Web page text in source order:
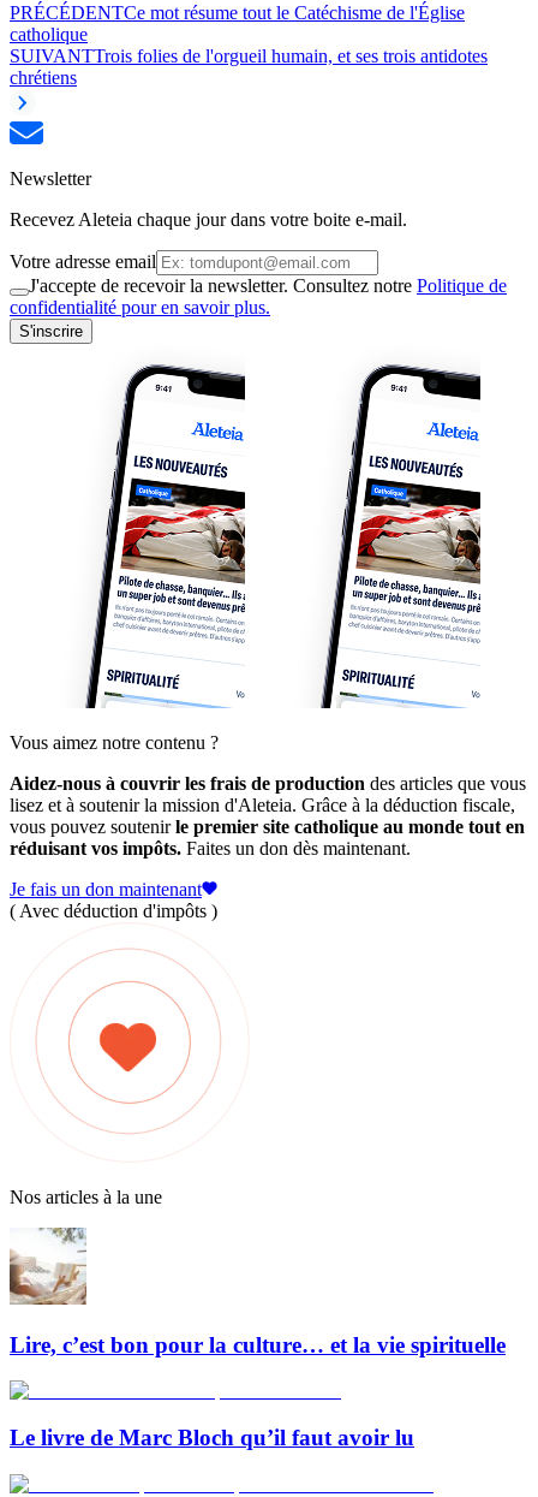
PRÉCÉDENTCe mot résume tout le Catéchisme de l'Église
catholique
SUIVANTTrois folies de l'orgueil humain, et ses trois antidotes
chrétiens
Newsletter
Recevez Aleteia chaque jour dans votre boite e-mail.
Votre adresse email
J'accepte de recevoir la newsletter. Consultez notre Politique de
confidentialité pour en savoir plus.
S'inscrire
Vous aimez notre contenu ?
Aidez-nous à couvrir les frais de production des articles que vous
lisez et à soutenir la mission d'Aleteia. Grâce à la déduction fiscale,
vous pouvez soutenirle premier site catholique au monde tout en
réduisant vos impôts. Faites un don dès maintenant.
Je fais un don maintenant
( Avec déduction d'impôts )
Nos articles à la une
Lire, c’est bon pour la culture… et la vie spirituelle
Le livre de Marc Bloch qu’il faut avoir lu